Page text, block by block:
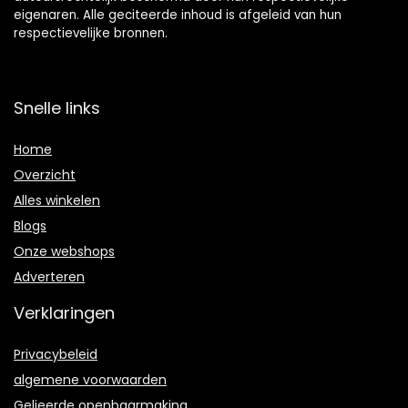
eigenaren. Alle geciteerde inhoud is afgeleid van hun
respectievelijke bronnen.
Snelle links
Home
Overzicht
Alles winkelen
Blogs
Onze webshops
Adverteren
Verklaringen
Privacybeleid
algemene voorwaarden